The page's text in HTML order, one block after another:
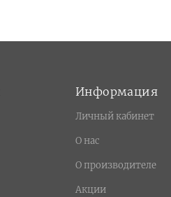
Информация
Личный кабинет
О нас
О производителе
Акции